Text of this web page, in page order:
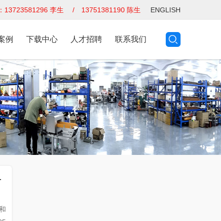
13723581296 李生 / 13751381190 陈生 ENGLISH
例 下载中心 人才招聘 联系我们
幅平台式检针器